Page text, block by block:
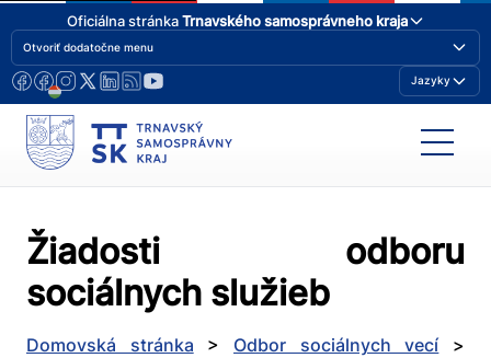
Oficiálna stránkaTrnavského samosprávneho kraja
Otvoriť dodatočne menu
Jazyky
Žiadosti odboru
sociálnych služieb
Domovská stránka > Odbor sociálnych vecí>